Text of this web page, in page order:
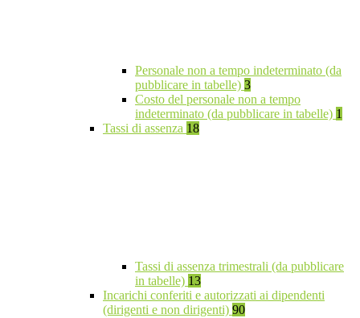
Personale non a tempo indeterminato (da
pubblicare in tabelle) 3
Costo del personale non a tempo
indeterminato (da pubblicare in tabelle) 1
Tassi di assenza 18
Tassi di assenza trimestrali (da pubblicare
in tabelle) 13
Incarichi conferiti e autorizzati ai dipendenti
(dirigenti e non dirigenti) 90